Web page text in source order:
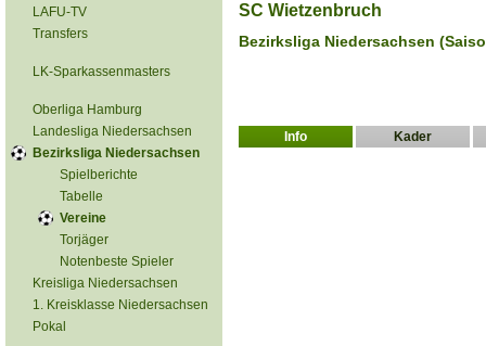
LAFU-TV
Transfers
LK-Sparkassenmasters
Oberliga Hamburg
Landesliga Niedersachsen
Bezirksliga Niedersachsen
Spielberichte
Tabelle
Vereine
Torjäger
Notenbeste Spieler
Kreisliga Niedersachsen
1. Kreisklasse Niedersachsen
Pokal
SC Wietzenbruch
Bezirksliga Niedersachsen
Info Kader